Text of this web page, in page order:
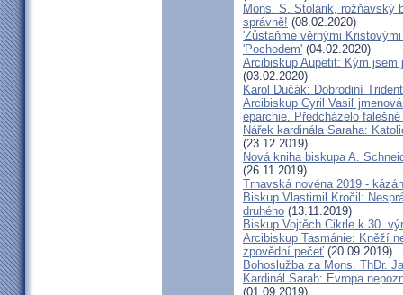
Mons. S. Stolárik, rožňavský
správně! (08.02.2020)
'Zůstaňme věrnými
'Pochodem' (04.02.2020)
Arcibiskup Aupetit: Kým jsem
(03.02.2020)
Karol Dučák: Dobrodiní
Arcibiskup Cyril Vasiľ
eparchie. Předcházelo
Nářek kardinála Saraha:
(23.12.2019)
Nová kniha biskupa A.
(26.11.2019)
Trnavská novéna 2019 -
Biskup Vlastimil Kročil:
druhého (13.11.2019)
Biskup Vojtěch Cikrle k 30.
Arcibiskup Tasmánie: Kněží
zpovědní pečeť (20.09.2019)
Bohoslužba za Mons. ThDr.
Kardinál Sarah: Evropa
(01.09.2019)